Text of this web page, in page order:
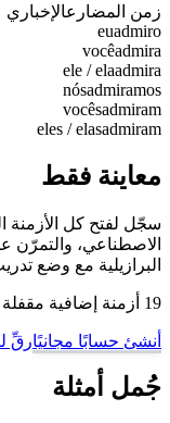
زمن المضارعالإخباري
euadmiro
vocêadmira
ele / elaadmira
nósadmiramos
vocêsadmiram
eles / elasadmiram
معاينة فقط
الاصطناعي، والتمرّن
البرازيلية مع وضع
19 أزمنة إضافية مقفلة
أنشئ حسابًا مجانيًارقِّ
جُمل أمثلة